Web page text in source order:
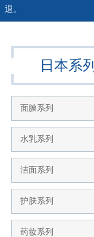
退。
日本系列
面膜系列
水乳系列
洁面系列
护肤系列
药妆系列